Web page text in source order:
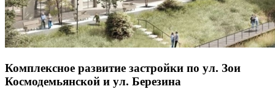
Комплексное развитие застройки по ул. Зои
Космодемьянской и ул. Березина